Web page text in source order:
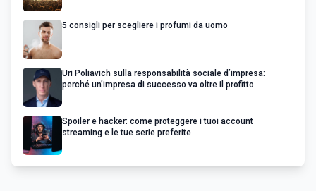
5 consigli per scegliere i profumi da uomo
Uri Poliavich sulla responsabilità sociale d’impresa:
perché un’impresa di successo va oltre il profitto
Spoiler e hacker: come proteggere i tuoi account
streaming e le tue serie preferite